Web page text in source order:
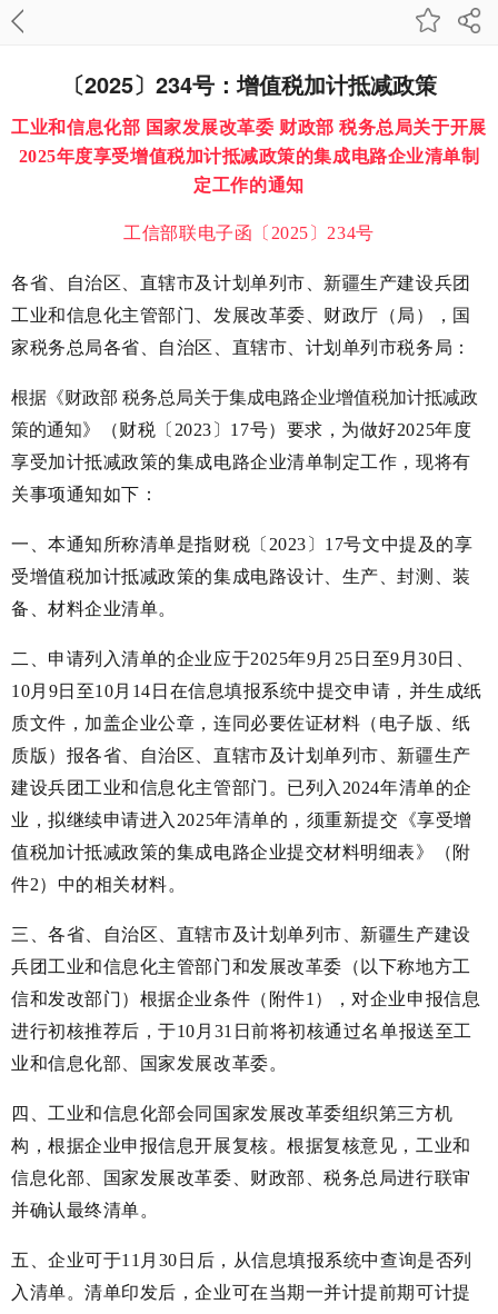
〔2025〕234号：增值税加计抵减政策
工业和信息化部 国家发展改革委 财政部 税务总局关于开展
2025年度享受增值税加计抵减政策的集成电路企业清单制
定工作的通知
工信部联电子函〔2025〕234号
各省、自治区、直辖市及计划单列市、新疆生产建设兵团
工业和信息化主管部门、发展改革委、财政厅（局），国
家税务总局各省、自治区、直辖市、计划单列市税务局：
根据《财政部 税务总局关于集成电路企业增值税加计抵减政
策的通知》（财税〔2023〕17号）要求，为做好2025年度
享受加计抵减政策的集成电路企业清单制定工作，现将有
关事项通知如下：
一、本通知所称清单是指财税〔2023〕17号文中提及的享
受增值税加计抵减政策的集成电路设计、生产、封测、装
备、材料企业清单。
二、申请列入清单的企业应于2025年9月25日至9月30日、
10月9日至10月14日在信息填报系统中提交申请，并生成纸
质文件，加盖企业公章，连同必要佐证材料（电子版、纸
质版）报各省、自治区、直辖市及计划单列市、新疆生产
建设兵团工业和信息化主管部门。已列入2024年清单的企
业，拟继续申请进入2025年清单的，须重新提交《享受增
值税加计抵减政策的集成电路企业提交材料明细表》（附
件2）中的相关材料。
三、各省、自治区、直辖市及计划单列市、新疆生产建设
兵团工业和信息化主管部门和发展改革委（以下称地方工
信和发改部门）根据企业条件（附件1），对企业申报信息
进行初核推荐后，于10月31日前将初核通过名单报送至工
业和信息化部、国家发展改革委。
四、工业和信息化部会同国家发展改革委组织第三方机
构，根据企业申报信息开展复核。根据复核意见，工业和
信息化部、国家发展改革委、财政部、税务总局进行联审
并确认最终清单。
五、企业可于11月30日后，从信息填报系统中查询是否列
入清单。清单印发后，企业可在当期一并计提前期可计提